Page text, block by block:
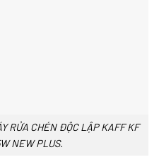
ĐỘC LẬP KAFF KF
NEW PLUS.